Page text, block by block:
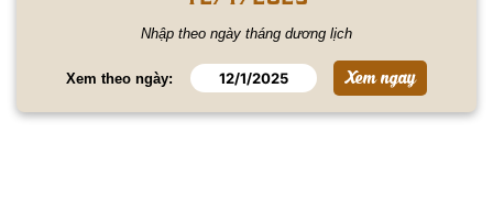
Nhập theo ngày tháng dương lịch
Xem theo ngày: